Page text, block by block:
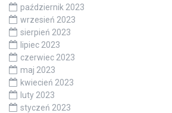
październik 2023
wrzesień 2023
sierpień 2023
lipiec 2023
czerwiec 2023
maj 2023
kwiecień 2023
luty 2023
styczeń 2023